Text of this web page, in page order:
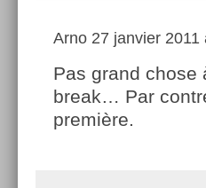
Arno 27 janvier 2011
Pas grand chose
break… Par
première.